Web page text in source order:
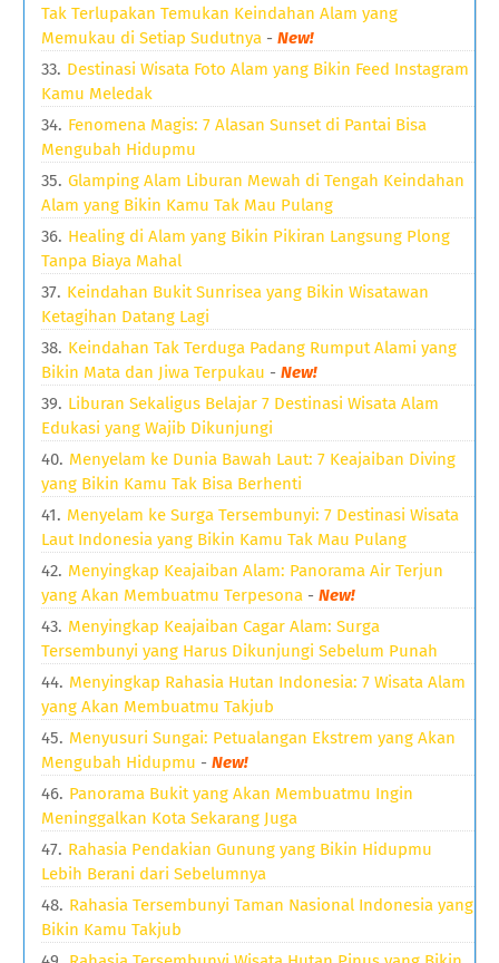
Tak Terlupakan Temukan Keindahan Alam yang
Memukau di Setiap Sudutnya -New!
Destinasi Wisata Foto Alam yang Bikin Feed Instagram
Kamu Meledak
Fenomena Magis: 7 Alasan Sunset di Pantai Bisa
Mengubah Hidupmu
Glamping Alam Liburan Mewah di Tengah Keindahan
Alam yang Bikin Kamu Tak Mau Pulang
Healing di Alam yang Bikin Pikiran Langsung Plong
Tanpa Biaya Mahal
Keindahan Bukit Sunrisea yang Bikin Wisatawan
Ketagihan Datang Lagi
Keindahan Tak Terduga Padang Rumput Alami yang
Bikin Mata dan Jiwa Terpukau -New!
Liburan Sekaligus Belajar 7 Destinasi Wisata Alam
Edukasi yang Wajib Dikunjungi
Menyelam ke Dunia Bawah Laut: 7 Keajaiban Diving
yang Bikin Kamu Tak Bisa Berhenti
Menyelam ke Surga Tersembunyi: 7 Destinasi Wisata
Laut Indonesia yang Bikin Kamu Tak Mau Pulang
Menyingkap Keajaiban Alam: Panorama Air Terjun
yang Akan Membuatmu Terpesona -New!
Menyingkap Keajaiban Cagar Alam: Surga
Tersembunyi yang Harus Dikunjungi Sebelum Punah
Menyingkap Rahasia Hutan Indonesia: 7 Wisata Alam
yang Akan Membuatmu Takjub
Menyusuri Sungai: Petualangan Ekstrem yang Akan
Mengubah Hidupmu -New!
Panorama Bukit yang Akan Membuatmu Ingin
Meninggalkan Kota Sekarang Juga
Rahasia Pendakian Gunung yang Bikin Hidupmu
Lebih Berani dari Sebelumnya
Rahasia Tersembunyi Taman Nasional Indonesia yang
Bikin Kamu Takjub